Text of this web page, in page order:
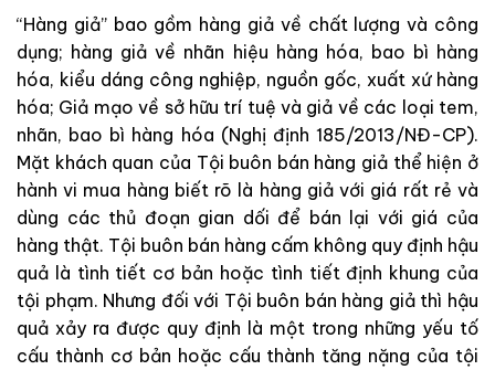
“Hàng giả” bao gồm hàng giả về chất lượng và công
dụng; hàng giả về nhãn hiệu hàng hóa, bao bì hàng
hóa, kiểu dáng công nghiệp, nguồn gốc, xuất xứ hàng
hóa; Giả mạo về sở hữu trí tuệ và giả về các loại tem,
nhãn, bao bì hàng hóa (Nghị định 185/2013/NĐ-CP).
Mặt khách quan của Tội buôn bán hàng giả thể hiện ở
hành vi mua hàng biết rõ là hàng giả với giá rất rẻ và
dùng các thủ đoạn gian dối để bán lại với giá của
hàng thật. Tội buôn bán hàng cấm không quy định hậu
quả là tình tiết cơ bản hoặc tình tiết định khung của
tội phạm. Nhưng đối với Tội buôn bán hàng giả thì hậu
quả xảy ra được quy định là một trong những yếu tố
cấu thành cơ bản hoặc cấu thành tăng nặng của tội